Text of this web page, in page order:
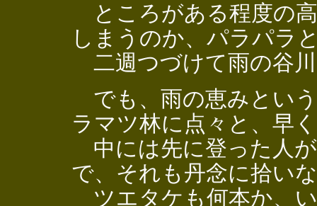
ところがある程度の
しまうのか、パラパラ
二週つづけて雨の谷
でも、雨の恵みとい
ラマツ林に点々と、早
中には先に登った人
で、それも丹念に拾い
ツエタケも何本か、